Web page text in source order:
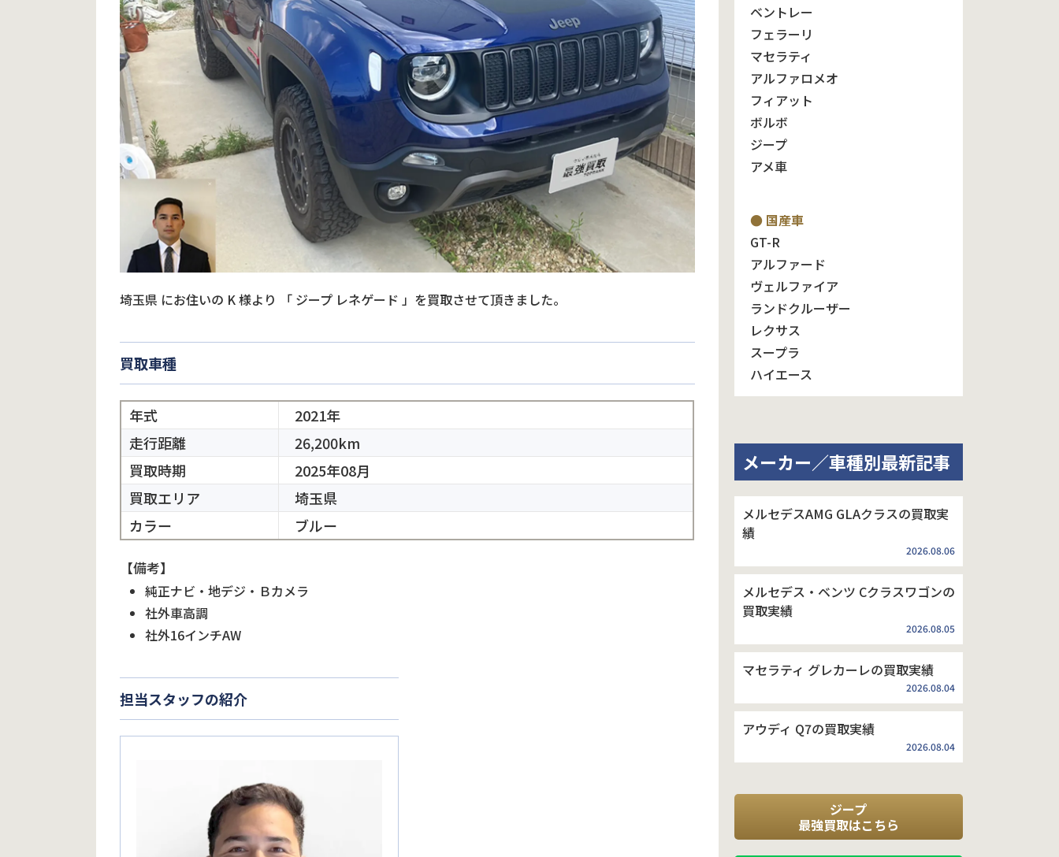
埼玉県 にお住いの K様より 「 ジープ レネゲード 」を買取させて頂きました。
買取車種
年式
2021年
走行距離
26,200km
買取時期
2025年08月
買取エリア
埼玉県
カラー
ブルー
【備考】
純正ナビ・地デジ・Ｂカメラ
社外車高調
社外16インチAW
担当スタッフの紹介
ベントレー
フェラーリ
マセラティ
アルファロメオ
フィアット
ボルボ
ジープ
アメ車
● 国産車
GT-R
アルファード
ヴェルファイア
ランドクルーザー
レクサス
スープラ
ハイエース
メーカー／車種別最新記事
メルセデスAMG GLAクラスの買取実
績
2026.08.06
メルセデス・ベンツ Cクラスワゴンの
買取実績
2026.08.05
マセラティ グレカーレの買取実績
2026.08.04
アウディ Q7の買取実績
2026.08.04
ジープ
最強買取はこちら